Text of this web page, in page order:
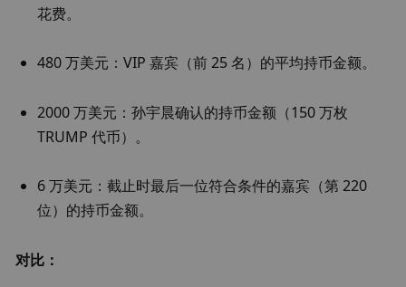
花费。
480 万美元：VIP 嘉宾（前 25 名）的平均持币金额。
2000 万美元：孙宇晨确认的持币金额（150 万枚
TRUMP 代币）。
6 万美元：截止时最后一位符合条件的嘉宾（第 220
位）的持币金额。
对比：